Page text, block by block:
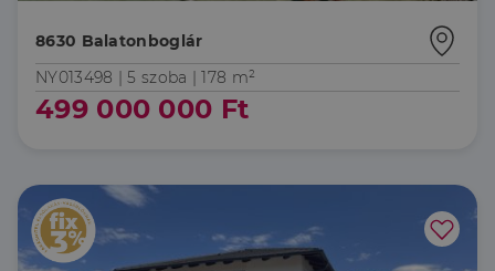
8630 Balatonboglár
NY013498 |5 szoba | 178 m²
499 000 000 Ft